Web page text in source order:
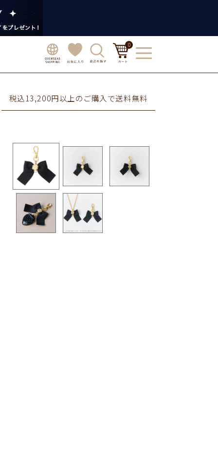
0
税込13,200円以上のご購入で送料無料